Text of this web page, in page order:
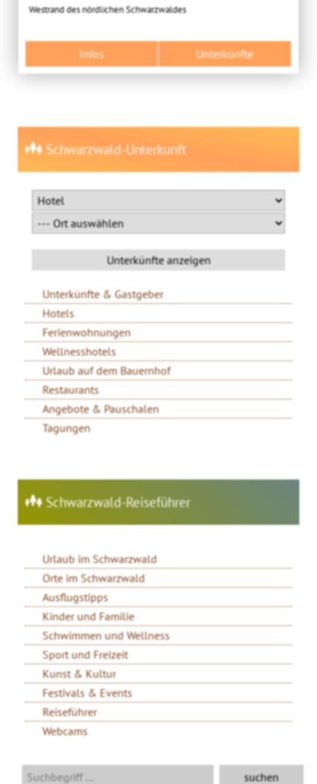
Westrand des nördlichen Schwarzwaldes
Infos Unterkünfte
Schwarzwald-Unterkunft
Unterkünfte & Gastgeber
Hotels
Ferienwohnungen
Wellnesshotels
Urlaub auf dem Bauernhof
Restaurants
Angebote & Pauschalen
Tagungen
Schwarzwald-Reiseführer
Urlaub im Schwarzwald
Orte im Schwarzwald
Ausflugstipps
Kinder und Familie
Schwimmen und Wellness
Sport und Freizeit
Kunst & Kultur
Festivals & Events
Reiseführer
Webcams